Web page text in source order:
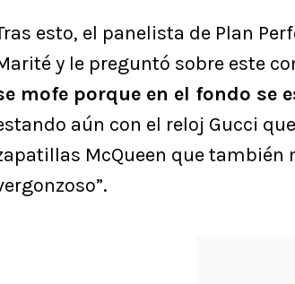
esto, el panelista de Plan
y le preguntó sobre este
mofe porque en el fondo se
aún con el reloj Gucci
McQueen que también